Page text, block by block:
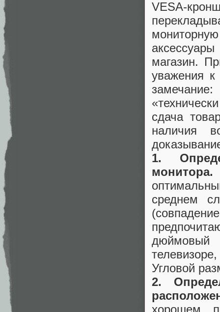
VESA-
магазин.
уважения
сдача
наличия
1.
среднем
дюймовый
Угловой
2.
хорошем